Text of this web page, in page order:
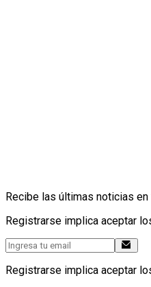
Recibe las últimas noticias
Registrarse implica aceptar
Registrarse implica aceptar